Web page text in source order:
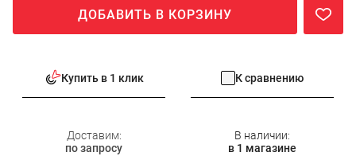
ДОБАВИТЬ В КОРЗИНУ
Купить в 1 клик К сравнению
Доставим:
по запросу
В наличии:
в 1 магазине